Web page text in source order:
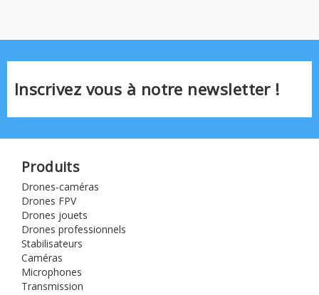
Inscrivez vous à notre newsletter !
Produits
Drones-caméras
Drones FPV
Drones jouets
Drones professionnels
Stabilisateurs
Caméras
Microphones
Transmission